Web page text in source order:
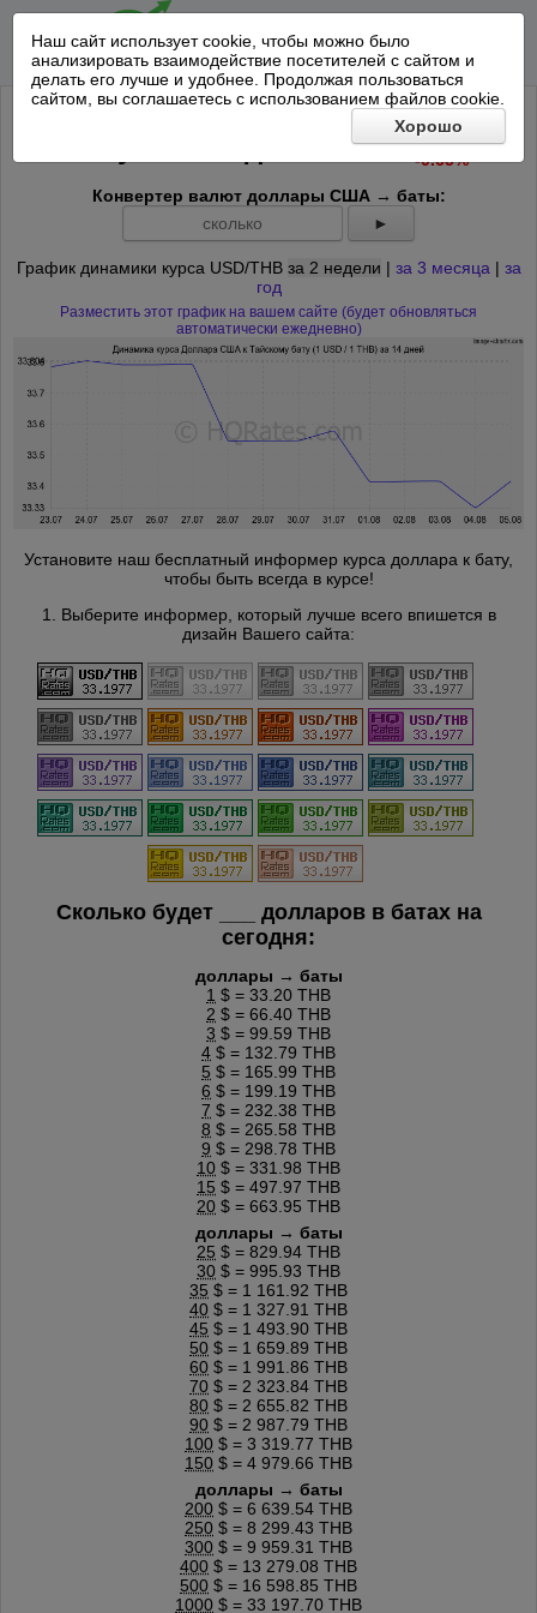
Наш сайт использует cookie, чтобы можно было
анализировать взаимодействие посетителей с сайтом и
делать его лучше и удобнее. Продолжая пользоваться
сайтом, вы соглашаетесь с использованием файлов cookie.
Хорошо
Курс Доллара США к Тайскому
33.1977-0.2176
-0.65%
Конвертер валют доллары США → баты:
►
График динамики курса USD/THB за 2 недели | за 3 месяца | за
год
Разместить этот график на вашем сайте (будет обновляться
автоматически ежедневно)
Установите наш бесплатный информер курса доллара к бату,
чтобы быть всегда в курсе!
1. Выберите информер, который лучше всего впишется в
дизайн Вашего сайта:
Сколько будет
долларов в батах на
сегодня:
доллары → баты
1 $ = 33.20 THB
2 $ = 66.40 THB
3 $ = 99.59 THB
4 $ = 132.79 THB
5 $ = 165.99 THB
6 $ = 199.19 THB
7 $ = 232.38 THB
8 $ = 265.58 THB
9 $ = 298.78 THB
10 $ = 331.98 THB
15 $ = 497.97 THB
20 $ = 663.95 THB
доллары → баты
25 $ = 829.94 THB
30 $ = 995.93 THB
35 $ = 1 161.92 THB
40 $ = 1 327.91 THB
45 $ = 1 493.90 THB
50 $ = 1 659.89 THB
60 $ = 1 991.86 THB
70 $ = 2 323.84 THB
80 $ = 2 655.82 THB
90 $ = 2 987.79 THB
100 $ = 3 319.77 THB
150 $ = 4 979.66 THB
доллары → баты
200 $ = 6 639.54 THB
250 $ = 8 299.43 THB
300 $ = 9 959.31 THB
400 $ = 13 279.08 THB
500 $ = 16 598.85 THB
1000 $ = 33 197.70 THB